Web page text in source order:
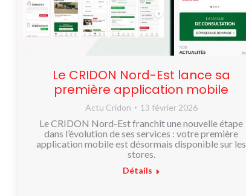
Le CRIDON Nord-Est lance sa
première application mobile
Actu Cridon 13 février 2026
Le CRIDON Nord-Est franchit une nouvelle étape
dans l’évolution de ses services : votre première
application mobile est désormais disponible sur les
stores.
Détails